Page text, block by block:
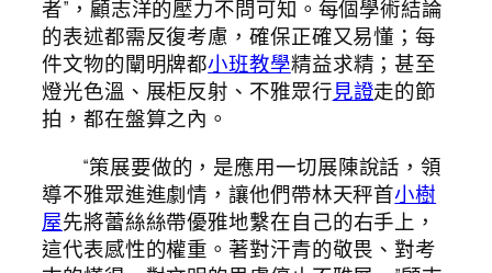
者”，顧志洋的壓力不問可知。每個學術結論
的表述都需反復考慮，確保正確又易懂；每
件文物的闡明牌都小班教學精益求精；甚至
燈光色溫、展柜反射、不雅眾行見證走的節
拍，都在盤算之內。
“策展要做的，是應用一切展陳說話，領
導不雅眾進進劇情，讓他們帶林天秤首小樹
屋先將蕾絲絲帶優雅地繫在自己的右手上，
這代表感性的權重。著對汗青的敬畏、對考